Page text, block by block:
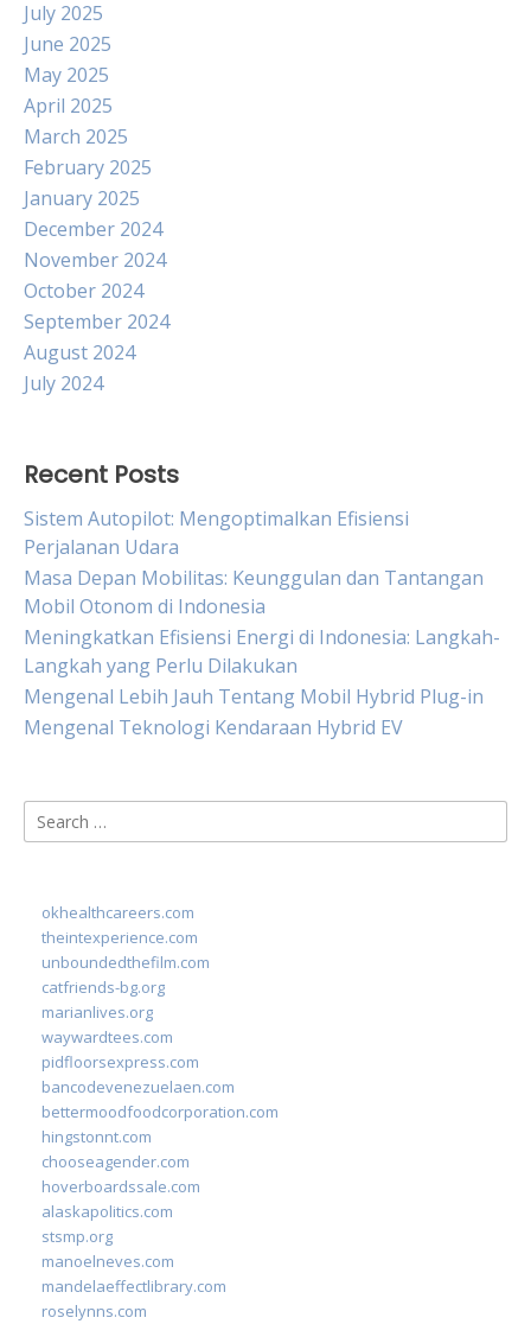
July 2025
June 2025
May 2025
April 2025
March 2025
February 2025
January 2025
December 2024
November 2024
October 2024
September 2024
August 2024
July 2024
Recent Posts
Sistem Autopilot: Mengoptimalkan Efisiensi
Perjalanan Udara
Masa Depan Mobilitas: Keunggulan dan Tantangan
Mobil Otonom di Indonesia
Meningkatkan Efisiensi Energi di Indonesia: Langkah-
Langkah yang Perlu Dilakukan
Mengenal Lebih Jauh Tentang Mobil Hybrid Plug-in
Mengenal Teknologi Kendaraan Hybrid EV
Search
for:
okhealthcareers.com
theintexperience.com
unboundedthefilm.com
catfriends-bg.org
marianlives.org
waywardtees.com
pidfloorsexpress.com
bancodevenezuelaen.com
bettermoodfoodcorporation.com
hingstonnt.com
chooseagender.com
hoverboardssale.com
alaskapolitics.com
stsmp.org
manoelneves.com
mandelaeffectlibrary.com
roselynns.com